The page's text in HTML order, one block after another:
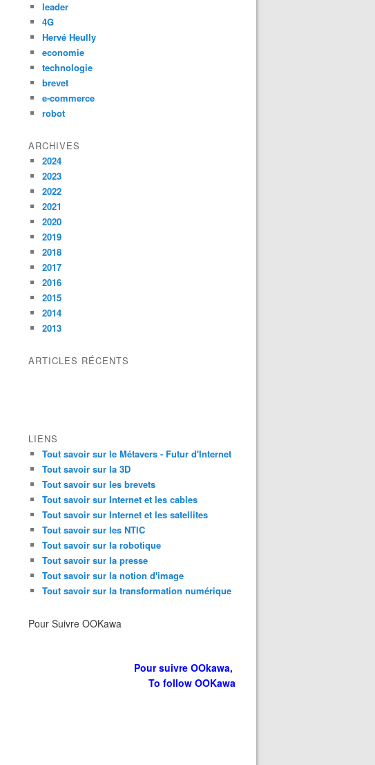
leader
4G
Hervé Heully
economie
technologie
brevet
e-commerce
robot
ARCHIVES
2024
2023
2022
2021
2020
2019
2018
2017
2016
2015
2014
2013
ARTICLES RÉCENTS
LIENS
Tout savoir sur le Métavers - Futur d'Internet
Tout savoir sur la 3D
Tout savoir sur les brevets
Tout savoir sur Internet et les cables
Tout savoir sur Internet et les satellites
Tout savoir sur les NTIC
Tout savoir sur la robotique
Tout savoir sur la presse
Tout savoir sur la notion d'image
Tout savoir sur la transformation numérique
Pour Suivre OOKawa
Pour suivre OOkawa,
To follow OOKawa